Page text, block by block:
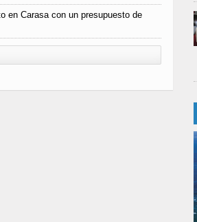
en Carasa con un presupuesto de